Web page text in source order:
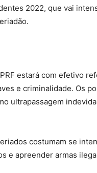
2022, que vai
estará com efetivo
e criminalidade. Os
ultrapassagem
costumam se
e apreender armas